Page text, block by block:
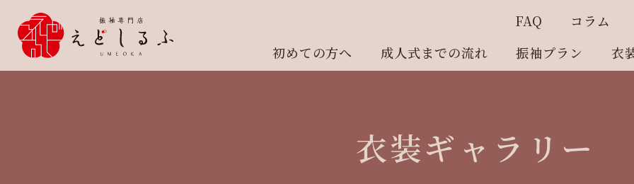
FAQ
コラム
初めての方へ
成人式までの流れ 振袖プラン 衣
衣装ギャラリー